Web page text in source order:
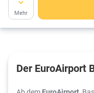
Mehr
Der EuroAirport